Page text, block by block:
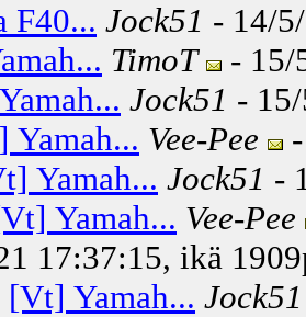
F40... Jock51 - 14/
TimoT
- 15/
Jock51 -
Yamah... Vee-Pee
Yamah... Jock51 -
Yamah... Vee-Pee
17:37:15, ikä
[Vt] Yamah... Jock51